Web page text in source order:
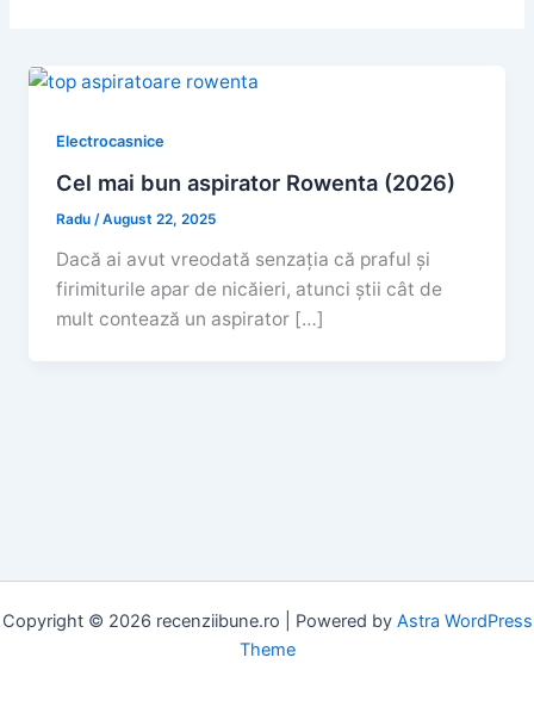
Electrocasnice
Cel mai bun aspirator Rowenta (2026)
Radu/August 22, 2025
Dacă ai avut vreodată senzația că praful și
firimiturile apar de nicăieri, atunci știi cât de
mult contează un aspirator […]
Copyright © 2026 recenziibune.ro | Powered by Astra WordPress
Theme